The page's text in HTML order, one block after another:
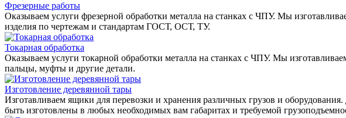
Фрезерные работы
Оказываем услуги фрезерной обработки металла на станках с ЧПУ. Мы
изделия по чертежам и стандартам ГОСТ, ОСТ, ТУ.
Токарная обработка
Оказываем услуги токарной обработки металла на станках с ЧПУ. Мы
пальцы, муфты и другие детали.
Изготовление деревянной тары
Изготавливаем ящики для перевозки и хранения различных грузов и
быть изготовлены в любых необходимых вам габаритах и требуемой